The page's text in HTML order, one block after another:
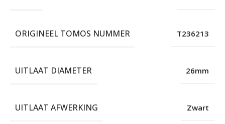
ORIGINEEL TOMOS NUMMER T236213
UITLAAT DIAMETER 26mm
UITLAAT AFWERKING Zwart